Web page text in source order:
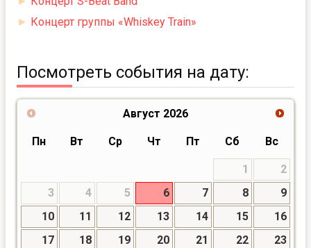
► Концерт группы «Whiskey Train»
Посмотреть события на дату:
Август 2026
Пн Вт Ср Чт Пт Сб Вс
1
2
3
4 5 6 7 8
9
10
11 12 13 14 15
16
17
18 19 20 21 22
23